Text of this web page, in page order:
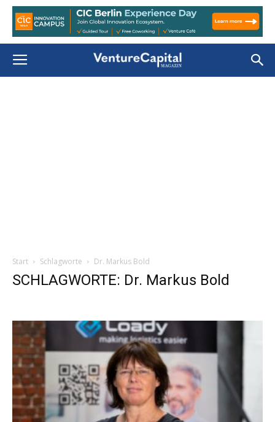
Start Schlagworte Dr. Markus Bold
SCHLAGWORTE: Dr. Markus Bold